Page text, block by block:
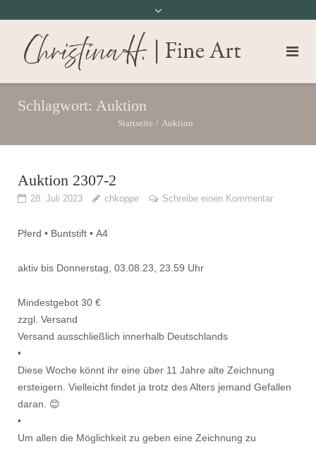
Schlagwort: Auktion
Startseite / Auktion
Auktion 2307-2
28. Juli 2023 chkoppe Schreibe einen Kommentar
Pferd • Buntstift • A4
aktiv bis Donnerstag, 03.08.23, 23.59 Uhr
Mindestgebot 30 €
zzgl. Versand
Versand ausschließlich innerhalb Deutschlands
•
Diese Woche könnt ihr eine über 11 Jahre alte Zeichnung
ersteigern. Vielleicht findet ja trotz des Alters jemand Gefallen
daran. 😊
•
Um allen die Möglichkeit zu geben eine Zeichnung zu